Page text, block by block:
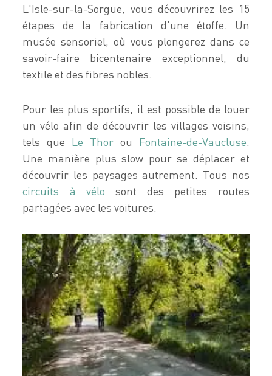
L'Isle-sur-la-Sorgue, vous découvrirez les 15
étapes de la fabrication d’une étoffe. Un
musée sensoriel, où vous plongerez dans ce
savoir-faire bicentenaire exceptionnel, du
textile et des fibres nobles.
Pour les plus sportifs, il est possible de louer
un vélo afin de découvrir les villages voisins,
tels que Le Thorou Fontaine-de-Vaucluse.
Une manière plus slow pour se déplacer et
découvrir les paysages autrement. Tous nos
circuits à vélo sont des petites routes
partagées avec les voitures.